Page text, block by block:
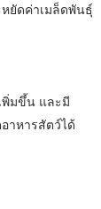
ยัดค่าเมล็ดพันธุ์
พิ่มขึ้น และมี
าหารสัตว์ได้